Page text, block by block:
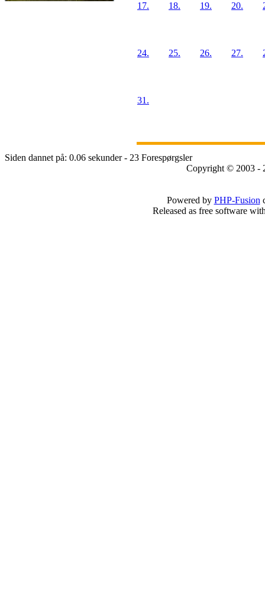
17. 18. 19. 20.
24. 25. 26. 27.
31.
Siden dannet på: 0.06 sekunder - 23 Forespørgsler
Copyright © 2003 -
Powered by PHP-Fusion
Released as free software